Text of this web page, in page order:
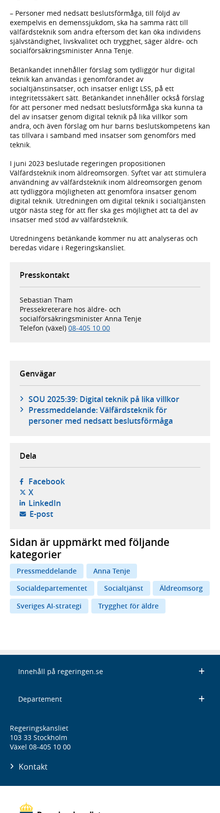
– Personer med nedsatt beslutsförmåga, till följd av
exempelvis en demenssjukdom, ska ha samma rätt till
välfärdsteknik som andra eftersom det kan öka individens
självständighet, livskvalitet och trygghet, säger äldre- och
socialförsäkringsminister Anna Tenje.
Betänkandet innehåller förslag som tydliggör hur digital
teknik kan användas i genomförandet av
socialtjänstinsatser, och insatser enligt LSS, på ett
integritetssäkert sätt. Betänkandet innehåller också förslag
för att personer med nedsatt beslutsförmåga ska kunna ta
del av insatser genom digital teknik på lika villkor som
andra, och även förslag om hur barns beslutskompetens kan
tas tillvara i samband med insatser som genomförs med
teknik.
I juni 2023 beslutade regeringen propositionen
Välfärdsteknik inom äldreomsorgen. Syftet var att stimulera
användning av välfärdsteknik inom äldreomsorgen genom
att tydliggöra möjligheten att genomföra insatser genom
digital teknik. Utredningen om digital teknik i socialtjänsten
utgör nästa steg för att fler ska ges möjlighet att ta del av
insatser med stöd av välfärdsteknik.
Utredningens betänkande kommer nu att analyseras och
beredas vidare i Regeringskansliet.
Presskontakt
Sebastian Tham
Pressekreterare hos äldre- och
socialförsäkringsminister Anna Tenje
Telefon (växel) 08-405 10 00
Genvägar
SOU 2025:39: Digital teknik på lika villkor
Pressmeddelande: Välfärdsteknik för
personer med nedsatt beslutsförmåga
Dela
Facebook- öppnas i ny flik, extern webbplats,
X- öppnas i ny flik, extern webbplats,
LinkedIn- öppnas i ny flik, extern webbplats,
E-post- öppnar din e-postklient,
Sidan är uppmärkt med följande
kategorier
Pressmeddelande
Anna Tenje
Socialdepartementet
Socialtjänst
Äldreomsorg
Sveriges AI-strategi
Trygghet för äldre
Innehåll på regeringen.se
Departement
Regeringskansliet
103 33 Stockholm
Växel 08-405 10 00
Kontakt